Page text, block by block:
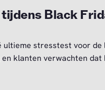
Black
ultieme stresstest voor de
klanten verwachten